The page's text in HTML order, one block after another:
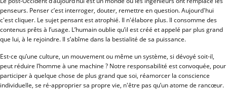
penseurs. Penser c’est interroger, douter, remettre en question. Aujourd'hui
c'est cliquer. Le sujet pensant est atrophié. Il n'élabore plus. Il consomme des
contenus prêts à l’usage. L’humain oublie qu’il est créé et appelé par plus grand
que lui, à le rejoindre. Il s’abîme dans la bestialité de sa puissance.
Est-ce qu’une culture, un mouvement ou même un système, si dévoyé soit-il,
peut réduire l’homme à une machine ? Notre responsabilité est convoquée, pour
participer à quelque chose de plus grand que soi, réamorcer la conscience
individuelle, se ré-approprier sa propre vie, n'être pas qu’un atome de rancœur.